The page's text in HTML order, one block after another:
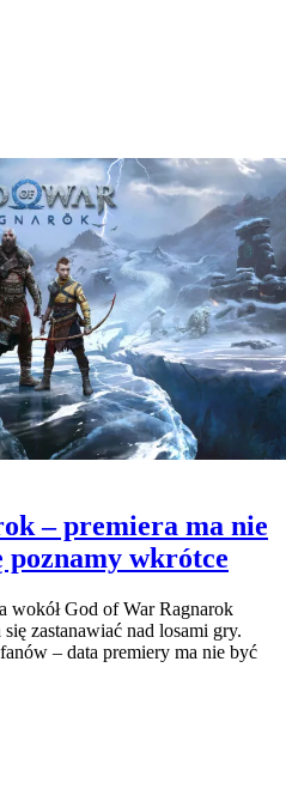
– premiera ma nie
poznamy wkrótce
wokół God of War Ragnarok
zastanawiać nad losami gry.
– data premiery ma nie być